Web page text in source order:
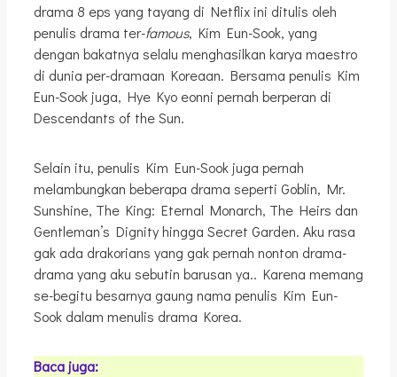
drama 8 eps yang tayang di Netflix ini ditulis oleh
penulis drama ter-famous, Kim Eun-Sook, yang
dengan bakatnya selalu menghasilkan karya maestro
di dunia per-dramaan Koreaan. Bersama penulis Kim
Eun-Sook juga, Hye Kyo eonni pernah berperan di
Descendants of the Sun.
Selain itu, penulis Kim Eun-Sook juga pernah
melambungkan beberapa drama seperti Goblin, Mr.
Sunshine, The King: Eternal Monarch, The Heirs dan
Gentleman’s Dignity hingga Secret Garden. Aku rasa
gak ada drakorians yang gak pernah nonton drama-
drama yang aku sebutin barusan ya.. Karena memang
se-begitu besarnya gaung nama penulis Kim Eun-
Sook dalam menulis drama Korea.
Baca juga: